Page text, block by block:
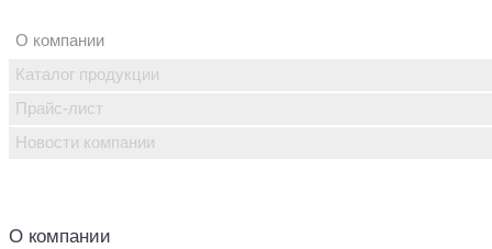
О компании
О компании
Каталог продукции
Прайс-лист
Новости компании